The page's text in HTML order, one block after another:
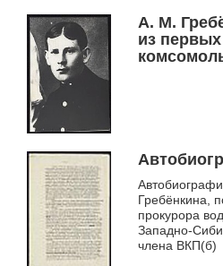
А. М.
из первых
Гребёнкина,
прокурора
Западно-
члена ВКП(б)